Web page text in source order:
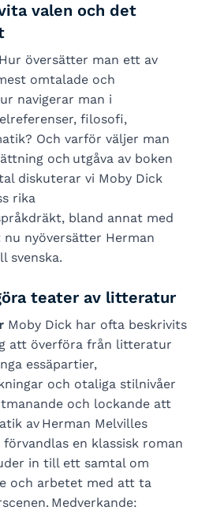
valen och det
Hur översätter man ett av
omtalade och
navigerar man i
filosofi,
Och varför väljer man
och utgåva av boken
diskuterar vi Moby Dick
rika
bland annat med
nyöversätter Herman
svenska.
teater av litteratur
Moby Dick har ofta beskrivits
att överföra från litteratur
essäpartier,
och otaliga stilnivåer
och lockande att
av Herman Melvilles
förvandlas en klassisk roman
in till ett samtal om
och arbetet med att ta
Medverkande: